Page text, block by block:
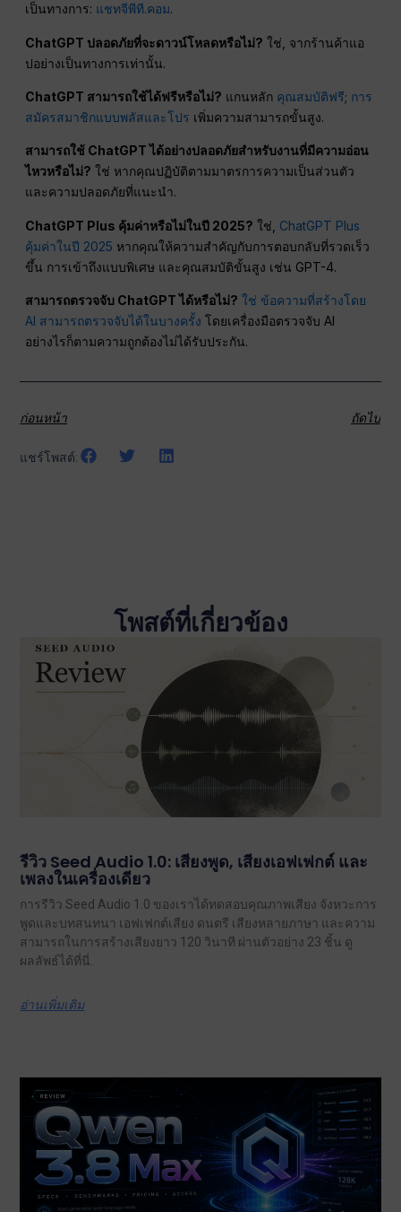
เป็นทางการ: แชทจีพีที.คอม.
ChatGPT ปลอดภัยที่จะดาวน์โหลดหรือไม่? ใช่, จากร้านค้าแอ
ปอย่างเป็นทางการเท่านั้น.
ChatGPT สามารถใช้ได้ฟรีหรือไม่? แกนหลัก คุณสมบัติฟรี; การ
สมัครสมาชิกแบบพลัสและโปร เพิ่มความสามารถขั้นสูง.
สามารถใช้ ChatGPT ได้อย่างปลอดภัยสำหรับงานที่มีความอ่อน
ไหวหรือไม่? ใช่ หากคุณปฏิบัติตามมาตรการความเป็นส่วนตัว
และความปลอดภัยที่แนะนำ.
ChatGPT Plus คุ้มค่าหรือไม่ในปี 2025? ใช่, ChatGPT Plus
คุ้มค่าในปี 2025 หากคุณให้ความสำคัญกับการตอบกลับที่รวดเร็ว
ขึ้น การเข้าถึงแบบพิเศษ และคุณสมบัติขั้นสูง เช่น GPT-4.
สามารถตรวจจับ ChatGPT ได้หรือไม่? ใช่ ข้อความที่สร้างโดย
AI สามารถตรวจจับได้ในบางครั้ง โดยเครื่องมือตรวจจับ AI
อย่างไรก็ตามความถูกต้องไม่ได้รับประกัน.
ก่อนหน้า ถัดไป
แชร์โพสต์:
โพสต์ที่เกี่ยวข้อง
รีวิว Seed Audio 1.0: เสียงพูด, เสียงเอฟเฟกต์ และ
เพลงในเครื่องเดียว
การรีวิว Seed Audio 1.0 ของเราได้ทดสอบคุณภาพเสียง จังหวะการ
พูดและบทสนทนา เอฟเฟกต์เสียง ดนตรี เสียงหลายภาษา และความ
สามารถในการสร้างเสียงยาว 120 วินาที ผ่านตัวอย่าง 23 ชิ้น ดู
ผลลัพธ์ได้ที่นี่.
อ่านเพิ่มเติม